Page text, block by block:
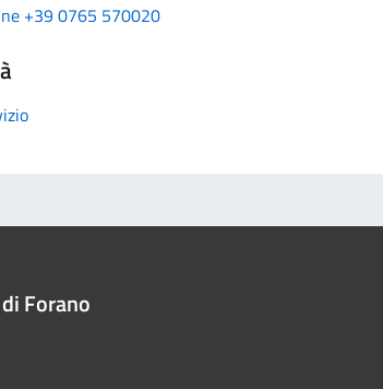
+39 0765 570020
Forano